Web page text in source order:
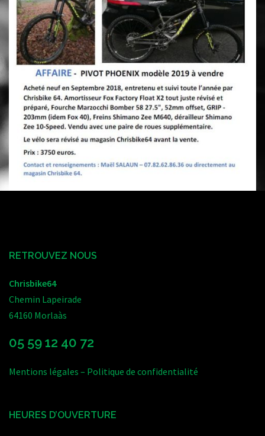
RETROUVEZ NOUS
Chrisbike64
Chemin Lapeirade
64160 Morlaàs
05 59 12 40 72
Mentions légales – Politique de confidentialité
HEURES D’OUVERTURE